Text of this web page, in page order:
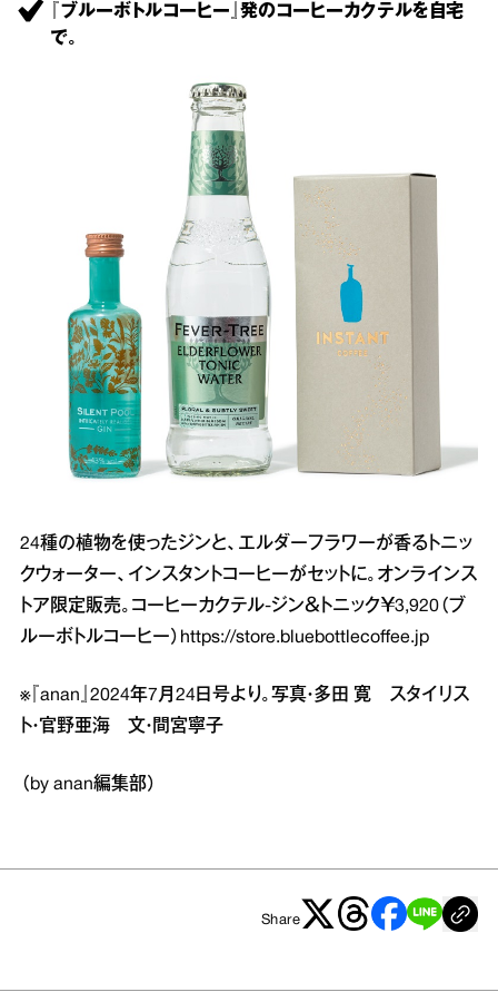
『ブルーボトルコーヒー』発のコーヒーカクテルを自宅
で。
24種の植物を使ったジンと、エルダーフラワーが香るトニッ
クウォーター、インスタントコーヒーがセットに。オンラインス
トア限定販売。コーヒーカクテル‐ジン＆トニック￥3,920（ブ
ルーボトルコーヒー） https://store.bluebottlecoffee.jp
※『anan』2024年7月24日号より。写真・多田 寛 スタイリス
ト・官野亜海 文・間宮寧子
（by anan編集部）
Share